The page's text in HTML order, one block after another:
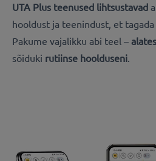
UTA Plus teenused lihtsustavad
hooldust ja teenindust, et
Pakume vajalikku abi teel –
sõiduki rutiinse hoolduseni.